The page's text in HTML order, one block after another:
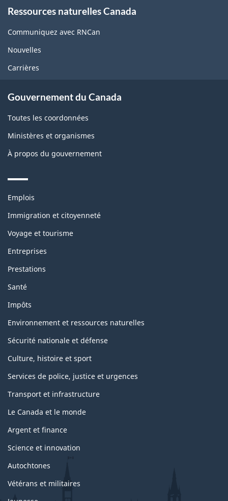
this
site
Ressources naturelles Canada
Communiquez avec RNCan
Nouvelles
Carrières
Gouvernement du Canada
Toutes les coordonnées
Ministères et organismes
À propos du gouvernement
Themes
topics
Emplois
Immigration et citoyenneté
Voyage et tourisme
Entreprises
Prestations
Santé
Impôts
Environnement et ressources naturelles
Sécurité nationale et défense
Culture, histoire et sport
Services de police, justice et urgences
Transport et infrastructure
Le Canada et le monde
Argent et finance
Science et innovation
Autochtones
Vétérans et militaires